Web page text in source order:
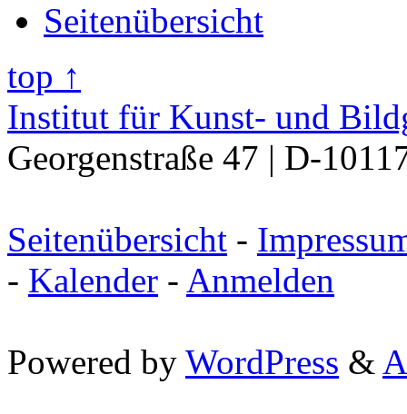
Seitenübersicht
top ↑
Institut für Kunst- und
Georgenstraße 47 | D-
Seitenübersicht -
- Kalender - Anmelden
Powered by WordPress &